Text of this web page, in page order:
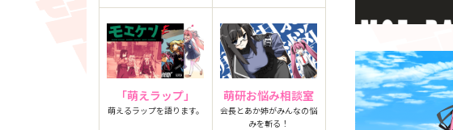
「萌えラップ」
萌えるラップを語ります。
萌研お悩み相談室
会長とあか姉がみんなの悩
みを斬る！